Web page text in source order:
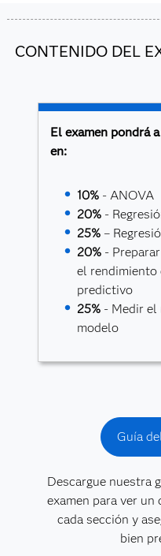
CONTENIDO DEL
El examen pondrá
en:
10% - ANOVA
20% -
25% –
20% -
el rendimiento
predictivo
25% - Medir el
modelo
Guía
Descargue nuestra
examen para ver
cada sección y
bien